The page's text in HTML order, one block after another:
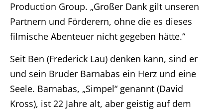
Production Group. „Großer Dank gilt unseren
Partnern und Förderern, ohne die es dieses
filmische Abenteuer nicht gegeben hätte.“
Seit Ben (Frederick Lau) denken kann, sind er
und sein Bruder Barnabas ein Herz und eine
Seele. Barnabas, „Simpel“ genannt (David
Kross), ist 22 Jahre alt, aber geistig auf dem